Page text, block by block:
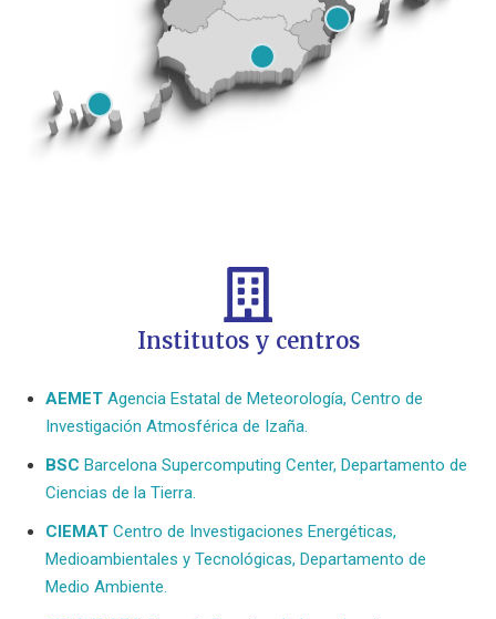
Institutos y centros
AEMET Agencia Estatal de Meteorología, Centro de
Investigación Atmosférica de Izaña.
BSC Barcelona Supercomputing Center, Departamento de
Ciencias de la Tierra.
CIEMAT Centro de Investigaciones Energéticas,
Medioambientales y Tecnológicas, Departamento de
Medio Ambiente.